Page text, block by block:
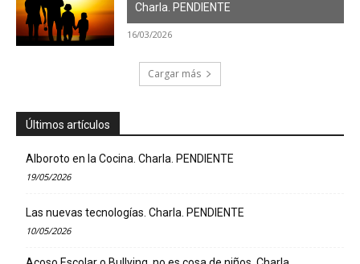
Charla. PENDIENTE
16/03/2026
Cargar más
Últimos artículos
Alboroto en la Cocina. Charla. PENDIENTE
19/05/2026
Las nuevas tecnologías. Charla. PENDIENTE
10/05/2026